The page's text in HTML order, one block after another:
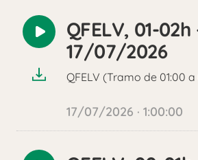
Reproducir
audio
QFELV, 01-02h
17/07/2026
QFELV (Tramo de 01:00
17/07/2026 · 1:00:00